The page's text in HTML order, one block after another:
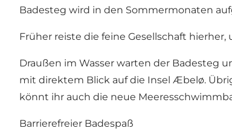
Badesteg wird in den Sommermonaten
Früher reiste die feine Gesellschaft
Draußen im Wasser warten der Badesteg
mit direktem Blick auf die Insel Æbelø.
könnt ihr auch die neue
Barrierefreier Badespaß